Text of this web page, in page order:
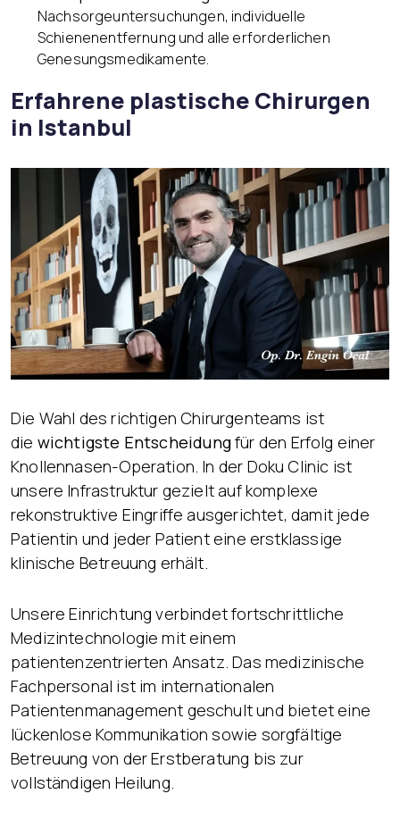
Nachsorgeuntersuchungen, individuelle
Schienenentfernung und alle erforderlichen
Genesungsmedikamente.
Erfahrene plastische Chirurgen
in Istanbul
Die Wahl des richtigen Chirurgenteams ist
die wichtigste Entscheidungfür den Erfolg einer
Knollennasen-Operation. In der Doku Clinic ist
unsere Infrastruktur gezielt auf komplexe
rekonstruktive Eingriffe ausgerichtet, damit jede
Patientin und jeder Patient eine erstklassige
klinische Betreuung erhält.
Unsere Einrichtung verbindet fortschrittliche
Medizintechnologie mit einem
patientenzentrierten Ansatz. Das medizinische
Fachpersonal ist im internationalen
Patientenmanagement geschult und bietet eine
lückenlose Kommunikation sowie sorgfältige
Betreuung von der Erstberatung bis zur
vollständigen Heilung.